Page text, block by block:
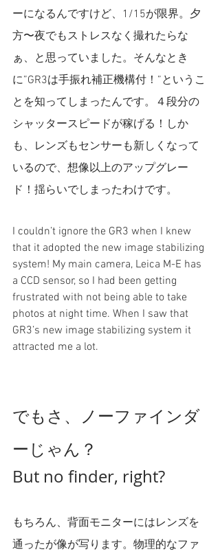
ーになるんですけど、1/15が限界。夕
方〜夜でもストレスなく撮れたらな
ぁ、と思っていました。そんなとき
に”GR3は手振れ補正機構付！”というこ
とを知ってしまったんです。４段分の
シャッタースピードが稼げる！しか
も、レンズもセンサーも新しくなって
いるので、想像以上のアップグレー
ド！揺らいでしまったわけです。
I couldn’t ignore the GR3 when I knew
that it adopted the new image stabilizing
system! My main camera, Leica M-E has
a CCD sensor, so I had been getting
frustrated with not being able to take
photos at night time. When I saw that
GR3’s new image stabilizing system it
attracted me a lot.
でもさ、ノーファインダ
ーじゃん？
But no finder, right?
もちろん、背面モニターにはレンズを
通ったが像が写ります。物理的なファ